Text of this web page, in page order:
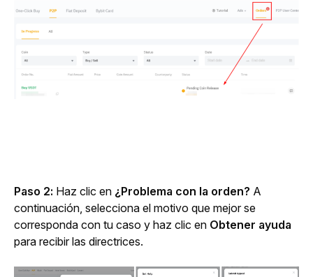
Paso 2: Haz clic en ¿Problema con la orden? A
continuación, selecciona el motivo que mejor se
corresponda con tu caso y haz clic en Obtener ayuda
para recibir las directrices.